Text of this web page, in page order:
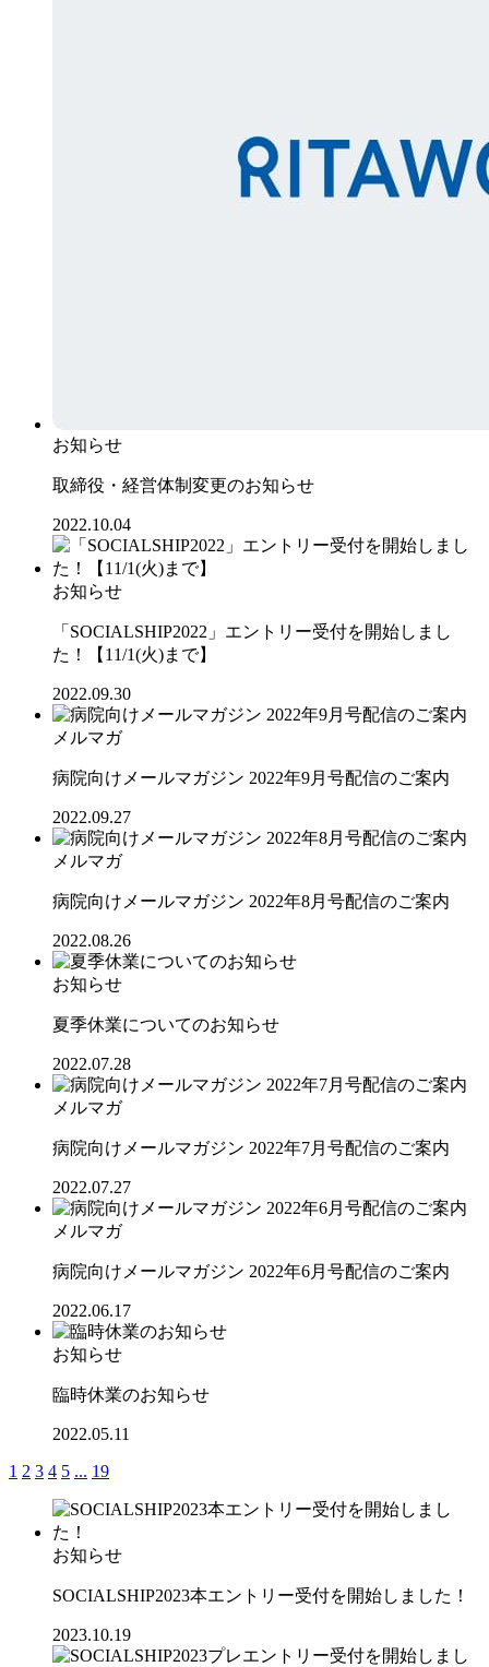
お知らせ
取締役・経営体制変更のお知らせ
2022.10.04
お知らせ
「SOCIALSHIP2022」エントリー受付を開始しまし
た！【11/1(火)まで】
2022.09.30
メルマガ
病院向けメールマガジン 2022年9月号配信のご案内
2022.09.27
メルマガ
病院向けメールマガジン 2022年8月号配信のご案内
2022.08.26
お知らせ
夏季休業についてのお知らせ
2022.07.28
メルマガ
病院向けメールマガジン 2022年7月号配信のご案内
2022.07.27
メルマガ
病院向けメールマガジン 2022年6月号配信のご案内
2022.06.17
お知らせ
臨時休業のお知らせ
2022.05.11
1 2 3 4 5 ... 19
お知らせ
SOCIALSHIP2023本エントリー受付を開始しました！
2023.10.19